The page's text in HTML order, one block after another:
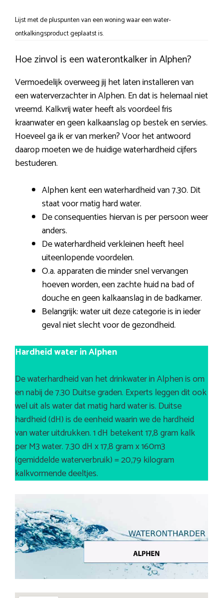
Lijst met de pluspunten van een woning waar een water-
ontkalkingsproduct geplaatst is.
Hoe zinvol is een waterontkalker in Alphen?
Vermoedelijk overweeg jij het laten installeren van
een waterverzachter in Alphen. En dat is helemaal niet
vreemd. Kalkvrij water heeft als voordeel fris
kraanwater en geen kalkaanslag op bestek en servies.
Hoeveel ga ik er van merken? Voor het antwoord
daarop moeten we de huidige waterhardheid cijfers
bestuderen.
Alphen kent een waterhardheid van 7.30. Dit
staat voor matig hard water.
De consequenties hiervan is per persoon weer
anders.
De waterhardheid verkleinen heeft heel
uiteenlopende voordelen.
O.a. apparaten die minder snel vervangen
hoeven worden, een zachte huid na bad of
douche en geen kalkaanslag in de badkamer.
Belangrijk: water uit deze categorie is in ieder
geval niet slecht voor de gezondheid.
Hardheid water in Alphen
De waterhardheid van het drinkwater in Alphen is om
en nabij de 7.30 Duitse graden. Experts leggen dit ook
wel uit als water dat matig hard water is. Duitse
hardheid (dH) is de eenheid waarin we de hardheid
van water uitdrukken. 1 dH betekent 17,8 gram kalk
per M3 water. 7.30 dH x 17,8 gram x 160m3
(gemiddelde waterverbruik) = 20,79 kilogram
kalkvormende deeltjes.